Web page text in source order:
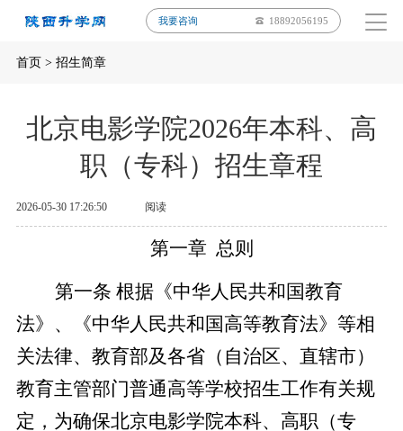
我要咨询 18892056195
首页> 招生简章
北京电影学院2026年本科、高
职（专科）招生章程
2026-05-30 17:26:50 阅读
第一章 总则
第一条 根据《中华人民共和国教育
法》、《中华人民共和国高等教育法》等相
关法律、教育部及各省（自治区、直辖市）
教育主管部门普通高等学校招生工作有关规
定，为确保北京电影学院本科、高职（专